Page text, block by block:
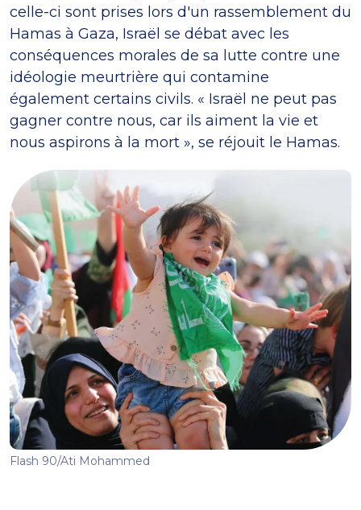
celle-ci sont prises lors d'un rassemblement du
Hamas à Gaza, Israël se débat avec les
conséquences morales de sa lutte contre une
idéologie meurtrière qui contamine
également certains civils. « Israël ne peut pas
gagner contre nous, car ils aiment la vie et
nous aspirons à la mort », se réjouit le Hamas.
Flash 90/Ati Mohammed